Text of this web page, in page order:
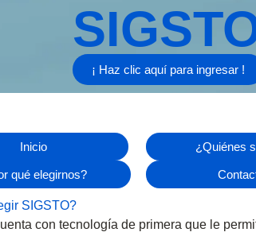
¡ Haz clic aquí para ingresar !
Inicio ¿Quiénes
qué elegirnos?
SIGSTO?
con tecnología de primera que le